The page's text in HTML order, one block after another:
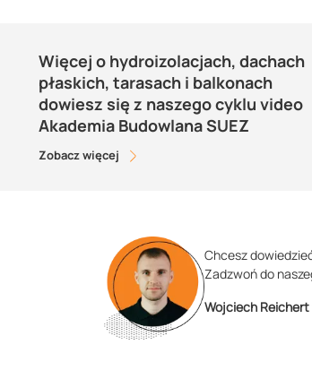
Więcej o hydroizolacjach, dachach
płaskich, tarasach i balkonach
dowiesz się z naszego cyklu video
Akademia Budowlana SUEZ
Zobacz więcej
Chcesz
Zadzwoń do
Wojciech Reichert